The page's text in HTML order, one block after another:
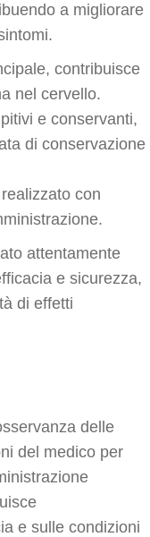
a migliorare
contribuisce
nel cervello.
e conservanti,
di conservazione
con
attentamente
e sicurezza,
di effetti
delle
del medico per
e sulle condizioni